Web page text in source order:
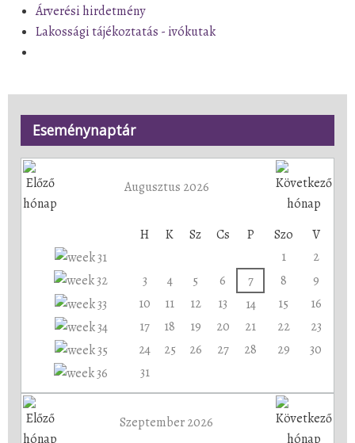
Árverési hirdetmény
Lakossági tájékoztatás - ivókutak
Eseménynaptár
Augusztus 2026
H K Sz Cs P Szo
V
1
2
3
4 5 6 7 8
9
10
11 12 13 14 15
16
17
18 19 20 21 22
23
24
25 26 27 28 29
30
31
Szeptember 2026